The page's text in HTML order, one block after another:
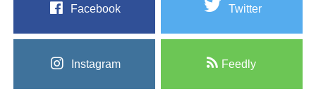
Facebook Twitter
Instagram Feedly